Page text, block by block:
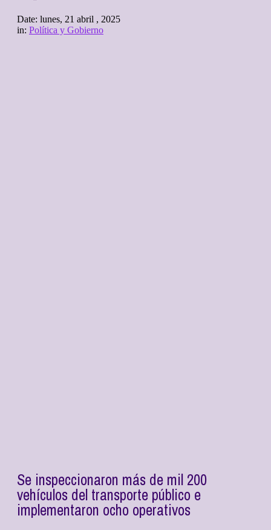
Date: lunes, 21 abril , 2025
in: Política y Gobierno
Se inspeccionaron más de mil 200
vehículos del transporte público e
implementaron ocho operativos